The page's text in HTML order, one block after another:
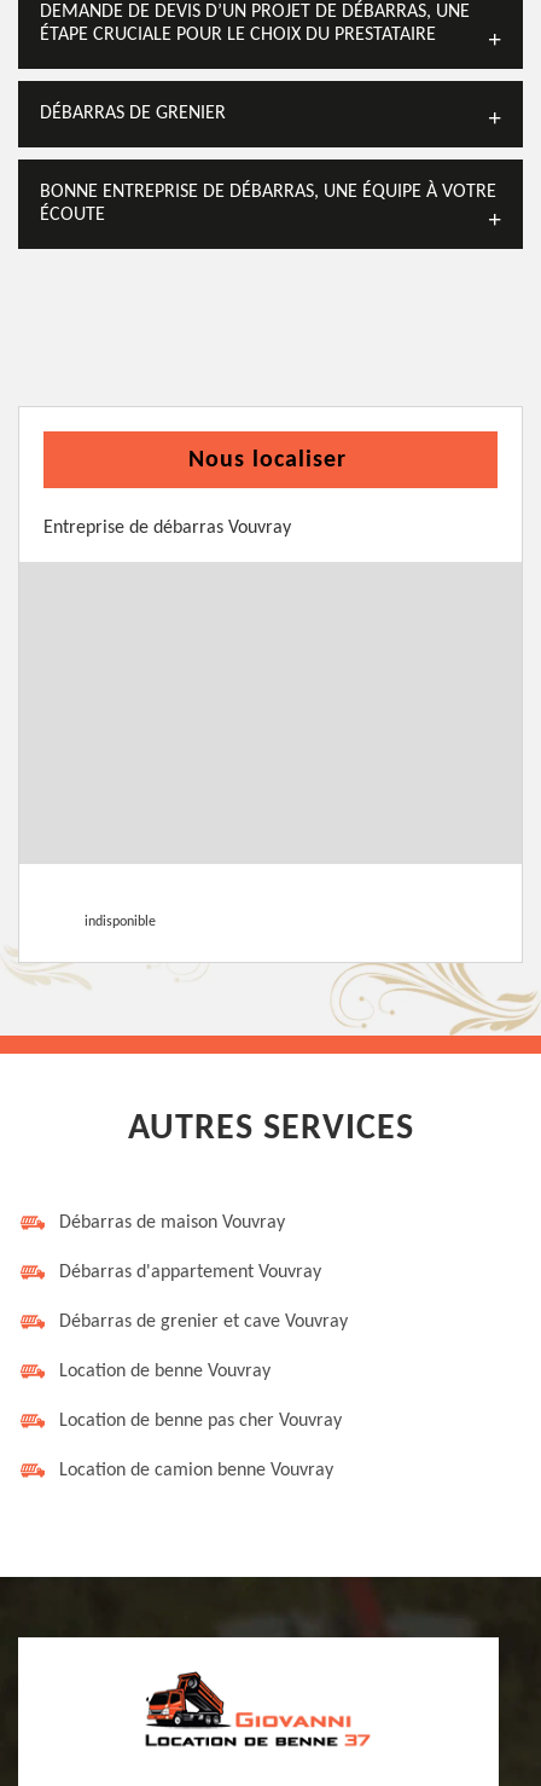
DEMANDE DE DEVIS D’UN PROJET DE DÉBARRAS, UNE
ÉTAPE CRUCIALE POUR LE CHOIX DU PRESTATAIRE
DÉBARRAS DE GRENIER
BONNE ENTREPRISE DE DÉBARRAS, UNE ÉQUIPE À VOTRE
ÉCOUTE
Nous localiser
Entreprise de débarras Vouvray
indisponible
AUTRES SERVICES
Débarras de maison Vouvray
Débarras d'appartement Vouvray
Débarras de grenier et cave Vouvray
Location de benne Vouvray
Location de benne pas cher Vouvray
Location de camion benne Vouvray